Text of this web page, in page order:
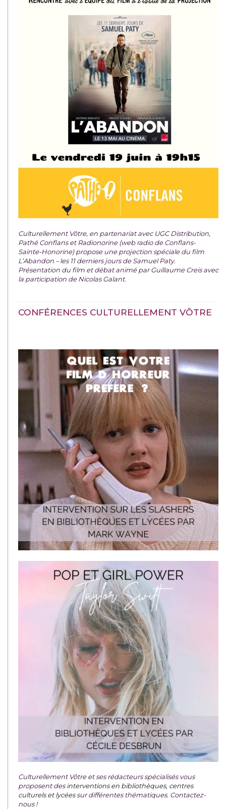
Culturellement Vôtre, en partenariat avec UGC Distribution,
Pathé Conflans et Radionorine (web radio de Conflans-
Sainte-Honorine) propose une projection spéciale du film
L’Abandon – les 11 derniers jours de Samuel Paty.
Présentation du film et débat animé par Guillaume Creis avec
la participation de Nicolas Galant.
CONFÉRENCES CULTURELLEMENT VÔTRE
Culturellement Vôtre et ses rédacteurs spécialisés vous
proposent desinterventions en bibliothèques, centres
culturels et lycéessur différentes thématiques. Contactez-
nous !